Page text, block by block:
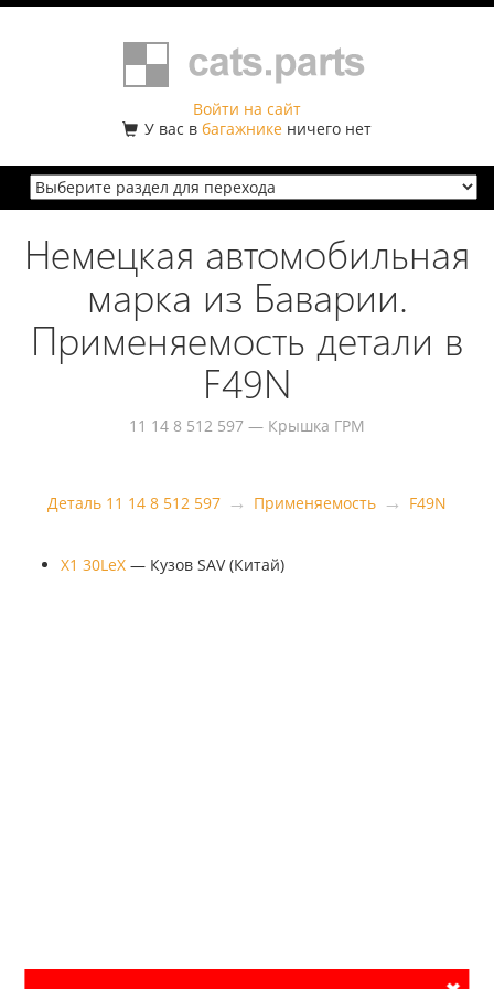
Войти на сайт
У вас в багажнике ничего нет
Немецкая автомобильная
марка из Баварии.
Применяемость детали в
F49N
11 14 8 512 597 — Крышка ГРМ
Деталь 11 14 8 512 597 → Применяемость → F49N
X1 30LeX — Кузов SAV (Китай)